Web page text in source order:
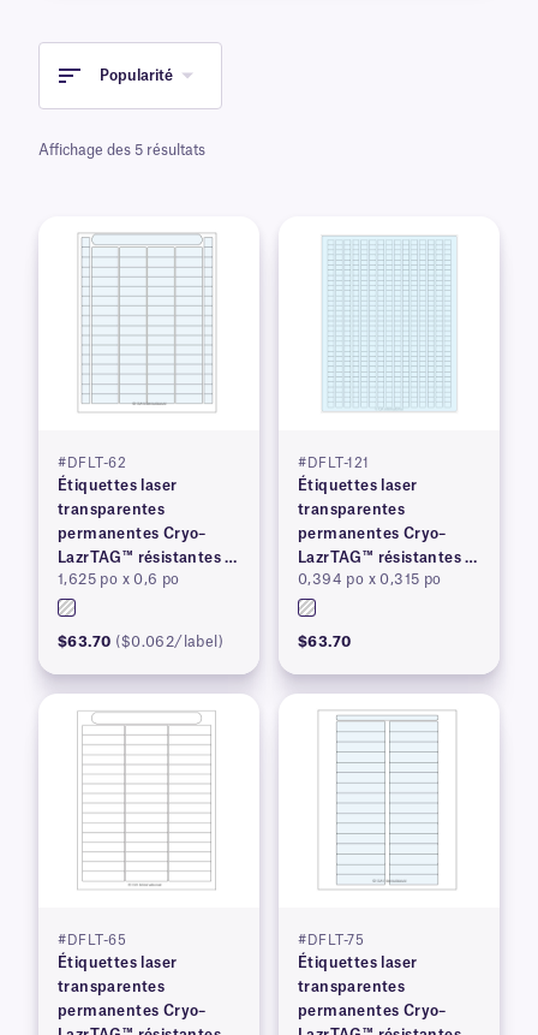
Popularité
Affichage des 5 résultats
#DFLT-62
Étiquettes laser
transparentes
permanentes Cryo–
LazrTAG™ résistantes à
la cryogénie et à
l'autoclave
1,625 po x 0,6 po
$63.70 ($0.062/label)
#DFLT-121
Étiquettes laser
transparentes
permanentes Cryo–
LazrTAG™ résistantes à
la cryogénie et à
l'autoclave
0,394 po x 0,315 po
$63.70
#DFLT-65
Étiquettes laser
transparentes
permanentes Cryo–
#DFLT-75
Étiquettes laser
transparentes
permanentes Cryo–